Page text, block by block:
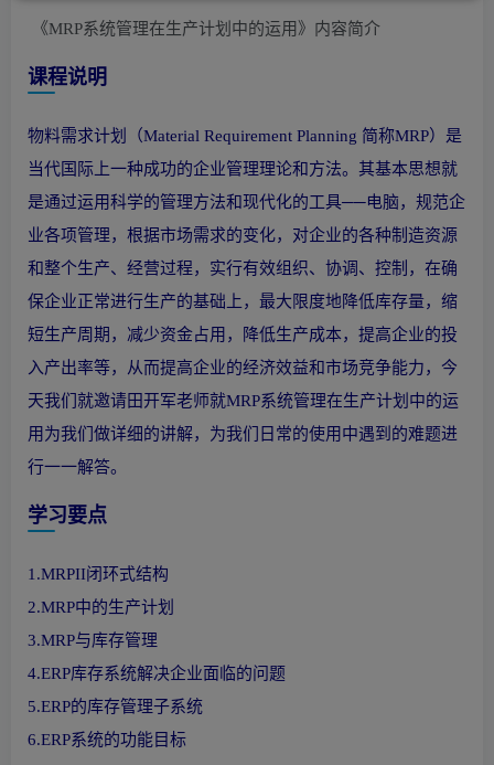
《MRP系统管理在生产计划中的运用》内容简介
课程说明
物料需求计划（Material Requirement Planning 简称MRP）是
当代国际上一种成功的企业管理理论和方法。其基本思想就
是通过运用科学的管理方法和现代化的工具──电脑，规范企
业各项管理，根据市场需求的变化，对企业的各种制造资源
和整个生产、经营过程，实行有效组织、协调、控制，在确
保企业正常进行生产的基础上，最大限度地降低库存量，缩
短生产周期，减少资金占用，降低生产成本，提高企业的投
入产出率等，从而提高企业的经济效益和市场竞争能力，今
天我们就邀请田开军老师就MRP系统管理在生产计划中的运
用为我们做详细的讲解，为我们日常的使用中遇到的难题进
行一一解答。
学习要点
1.MRPII闭环式结构
2.MRP中的生产计划
3.MRP与库存管理
4.ERP库存系统解决企业面临的问题
5.ERP的库存管理子系统
6.ERP系统的功能目标